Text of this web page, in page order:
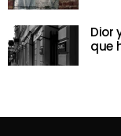
Dior
que